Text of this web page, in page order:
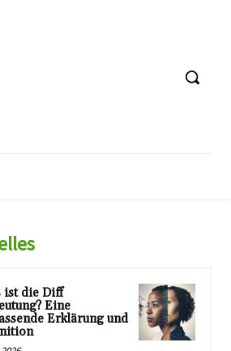
ist die Diff
Eine
Erklärung und